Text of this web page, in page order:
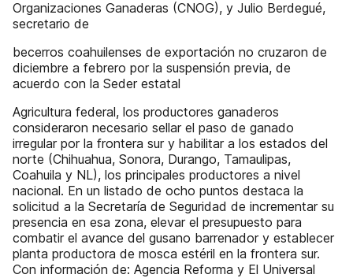
Organizaciones Ganaderas (CNOG), y Julio Berdegué,
secretario de
becerros coahuilenses de exportación no cruzaron de
diciembre a febrero por la suspensión previa, de
acuerdo con la Seder estatal
Agricultura federal, los productores ganaderos
consideraron necesario sellar el paso de ganado
irregular por la frontera sur y habilitar a los estados del
norte (Chihuahua, Sonora, Durango, Tamaulipas,
Coahuila y NL), los principales productores a nivel
nacional. En un listado de ocho puntos destaca la
solicitud a la Secretaría de Seguridad de incrementar su
presencia en esa zona, elevar el presupuesto para
combatir el avance del gusano barrenador y establecer
planta productora de mosca estéril en la frontera sur.
Con información de: Agencia Reforma y El Universal